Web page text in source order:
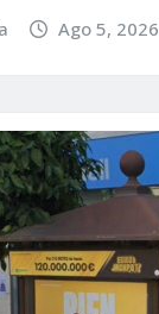
Ago 5, 2026